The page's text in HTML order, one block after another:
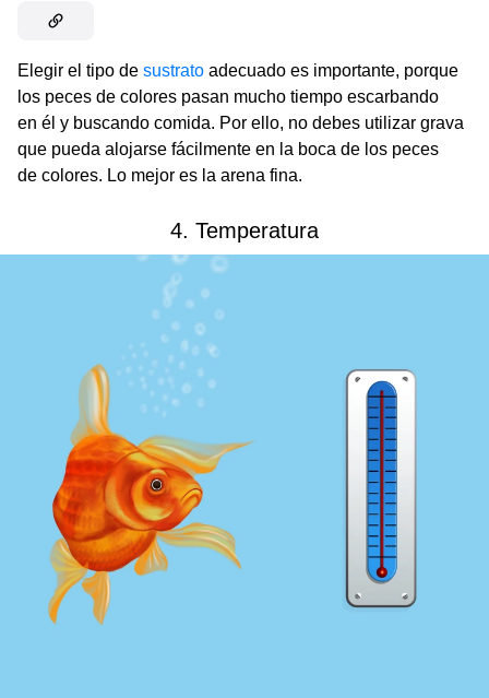
Elegir el tipo de sustrato adecuado es importante, porque
los peces de colores pasan mucho tiempo escarbando
en él y buscando comida. Por ello, no debes utilizar grava
que pueda alojarse fácilmente en la boca de los peces
de colores. Lo mejor es la arena fina.
4. Temperatura